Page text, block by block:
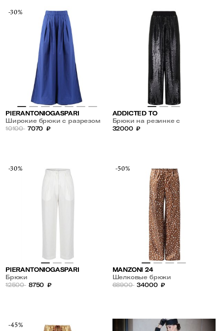
-30%
PIERANTONIOGASPARI
Широкие брюки с разрезом
10100 7070 ₽
ADDICTED TO
Брюки на резинке с
пайетками
32000 ₽
-30%
PIERANTONIOGASPARI
Брюки
12500 8750 ₽
-50%
MANZONI 24
Шелковые брюки
68900 34000 ₽
-45%